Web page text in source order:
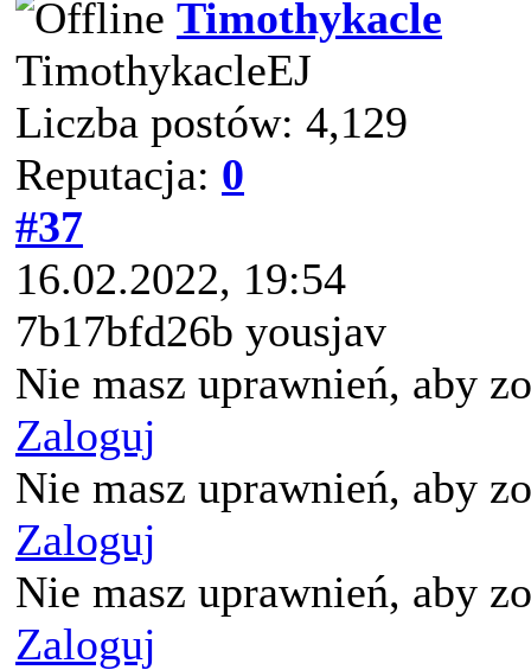
Timothykacle
TimothykacleEJ
Liczba postów: 4,129
Reputacja: 0
#37
16.02.2022, 19:54
7b17bfd26b yousjav
Nie masz uprawnień, aby
Zaloguj
Nie masz uprawnień, aby
Zaloguj
Nie masz uprawnień, aby
Zaloguj